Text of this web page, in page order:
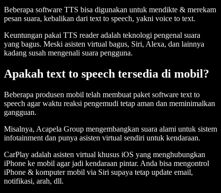
Beberapa software TTS bisa digunakan untuk mendikte & merekam
pesan suara, kebalikan dari text to speech, yakni voice to text.
Keuntungan pakai TTS reader adalah teknologi pengenal suara
yang bagus. Meski asisten virtual bagus, Siri, Alexa, dan lainnya
kadang susah mengenali suara pengguna.
Apakah text to speech tersedia di mobil?
Beberapa produsen mobil telah membuat paket software text to
speech agar waktu reaksi pengemudi tetap aman dan meminimalkan
gangguan.
Misalnya, Acapela Group mengembangkan suara alami untuk sistem
infotainment dan punya asisten virtual sendiri untuk kendaraan.
CarPlay adalah asisten virtual khusus iOS yang menghubungkan
iPhone ke mobil agar jadi kendaraan pintar. Anda bisa mengontrol
iPhone & komputer mobil via Siri supaya tetap update email,
notifikasi, arah, dll.